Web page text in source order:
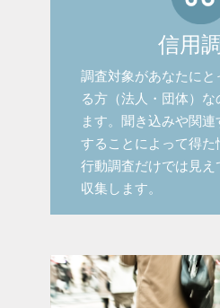
信用
調査対象があなたにと
る方（法人・団体）な
ます。聞き込みや関
することによって得た
行動調査だけでは見え
収集します。